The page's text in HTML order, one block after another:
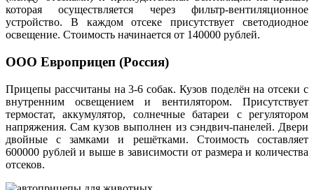
которая осуществляется через фильтр-вентиляционное
устройство. В каждом отсеке присутствует светодиодное
освещение. Стоимость начинается от 140000 рублей.
ООО Европрицеп (Россия)
Прицепы рассчитаны на 3-6 собак. Кузов поделён на отсеки с
внутренним освещением и вентилятором. Присутствует
термостат, аккумулятор, солнечные батареи с регулятором
напряжения. Сам кузов выполнен из сэндвич-панелей. Двери
двойные с замками и решётками. Стоимость составляет
600000 рублей и выше в зависимости от размера и количества
отсеков.